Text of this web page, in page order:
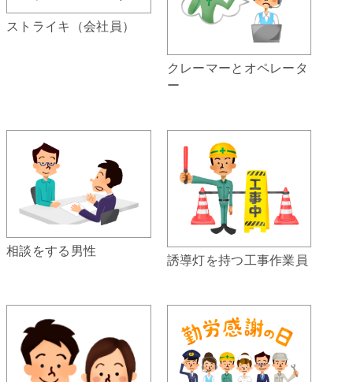
ストライキ（会社員）
クレーマーとオペレータ
ー
相談をする男性
誘導灯を持つ工事作業員